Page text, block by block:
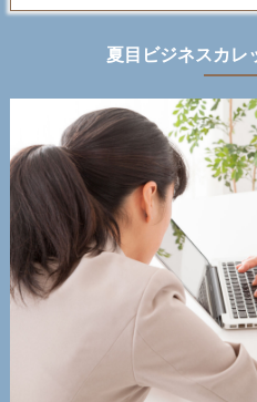
夏目ビジネスカレ